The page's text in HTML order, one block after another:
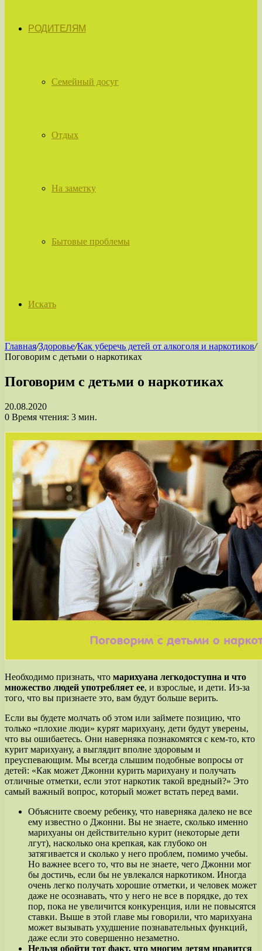
РОДИТЕЛЯМ
Семейный досуг
Отдых
На заметку
Бытовые проблемы
Искать
Главная/Здоровье/Как уберечь детей от алкоголя и наркотиков/
Поговорим с детьми о наркотиках
Поговорим с детьми о наркотиках
20.08.2020
0 Время чтения: 3 мин.
Необходимо признать, что марихуана легкодоступна и что
множество людей употребляет ее, и взрослые, и дети. Из-за
того, что вы признаете это, вам будут больше верить.
Если вы будете молчать об этом или займете позицию, что
только «плохие люди» курят марихуану, дети будут уверены,
что вы ошибаетесь. Они наверняка познакомятся с кем-то, кто
курит марихуану, а выглядит вполне здоровым и
преуспевающим. Мы всегда слышим подобные вопросы от
детей: «Как может Джонни курить марихуану и получать
отличные отметки, если этот наркотик такой вредный?» Это
самый важный вопрос, который может встать перед вами.
Объясните своему ребенку, что наверняка далеко не все
ему известно о Джонни. Вы не знаете, сколько именно
марихуаны он действительно курит (некоторые дети
лгут), насколько она крепкая, как глубоко он
затягивается и сколько у него проблем, помимо учебы.
Но важнее всего то, что вы не знаете, чего Джонни мог
бы достичь, если бы не увлекался наркотиком. Иногда
очень легко получать хорошие отметки, и человек может
даже не осознавать, что у него не все в порядке, до тех
пор, пока не увеличится конкуренция, или не повысятся
ставки. Выше в этой главе мы говорили, что марихуана
может вызывать ухудшение познавательных функций,
даже если это совершенно незаметно.
Нельзя обойти тот факт, что многим детям нравится